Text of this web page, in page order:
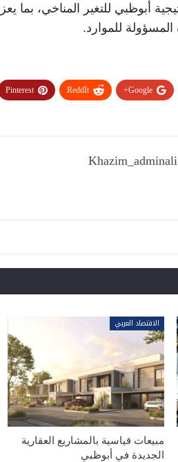
أبوظبي للتغير المناخي، بما
المسؤولة للموارد.
Google+
ReddIt
Pinterest
الاقتصاد العربي
مبيعات قياسية بالمشاريع العقارية
الجديدة في أبوظبي